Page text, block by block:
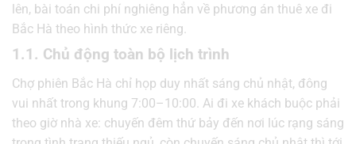
lên, bài toán chi phí nghiêng hẳn về phương án thuê xe đi
Bắc Hà theo hình thức xe riêng.
1.1. Chủ động toàn bộ lịch trình
Chợ phiên Bắc Hà chỉ họp duy nhất sáng chủ nhật, đông
vui nhất trong khung 7:00–10:00. Ai đi xe khách buộc phải
theo giờ nhà xe: chuyến đêm thứ bảy đến nơi lúc rạng sáng